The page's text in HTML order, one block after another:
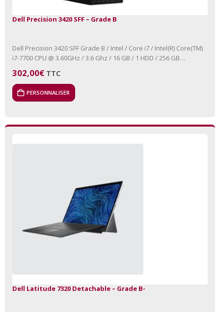
Dell Precision 3420 SFF – Grade B
Dell Precision 3420 SFF Grade B / Intel / Core i7 / Intel(R) Core(TM)
i7-7700 CPU @ 3.60GHz / 3.6 Ghz / 16 GB / 1 HDD / 256 GB…
302,00€ TTC
PERSONNALISER
Dell Latitude 7320 Detachable – Grade B-